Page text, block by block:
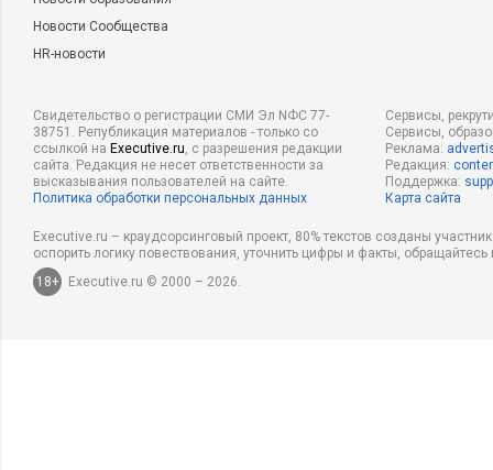
Новости Сообщества
HR-новости
Свидетельство о регистрации СМИ Эл NФС 77-
38751. Републикация материалов - только со
ссылкой на Executive.ru, с разрешения редакции
сайта. Редакция не несет ответственности за
высказывания пользователей на сайте.
Политика обработки персональных данных
Сервисы,
Сервисы,
Реклама:
Редакция:
Поддержка:
Карта сайта
Executive.ru – краудсорсинговый проект, 80% текстов созданы
оспорить логику повествования, уточнить цифры и факты,
18+
Executive.ru © 2000 – 2026.